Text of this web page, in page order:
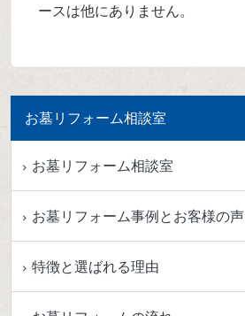
ースは他にありません。
お墓リフォーム相談室
お墓リフォーム相談室
お墓リフォーム事例とお客様の声
特徴と選ばれる理由